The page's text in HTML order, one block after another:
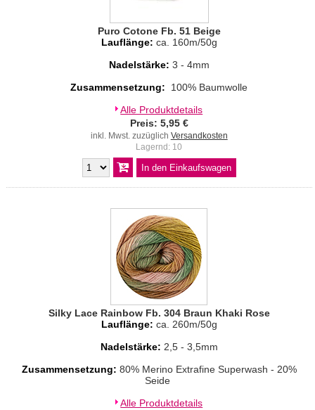
Puro Cotone Fb. 51 Beige
Lauflänge: ca. 160m/50g
Nadelstärke: 3 - 4mm
Zusammensetzung:
100% Baumwolle
Alle Produktdetails
Preis: 5,95 €
inkl. Mwst. zuzüglich Versandkosten
Lagernd: 10
Silky Lace Rainbow Fb. 304 Braun Khaki Rose
Lauflänge: ca. 260m/50g
Nadelstärke: 2,5 - 3,5mm
Zusammensetzung: 80% Merino Extrafine Superwash - 20%
Seide
Alle Produktdetails